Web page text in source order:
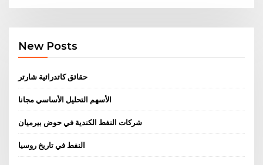
New Posts
حقائق كاتدرائية شارتر
الأسهم التحليل الأساسي مجانا
شركات النفط الكندية في حوض بيرميان
النفط في تاريخ روسيا